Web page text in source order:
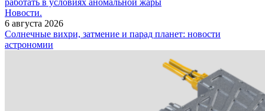
работать в условиях аномальной жары
Новости.
6 августа 2026
Солнечные вихри, затмение и парад планет: новости
астрономии